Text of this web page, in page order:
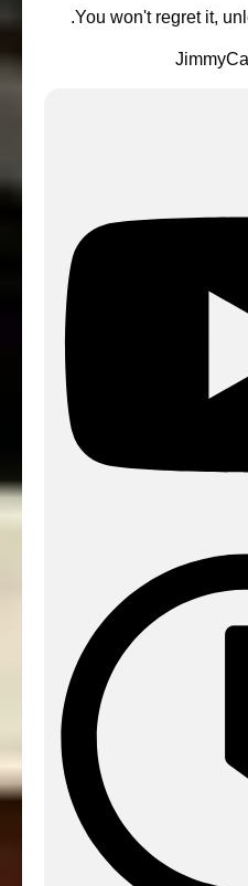
You won't